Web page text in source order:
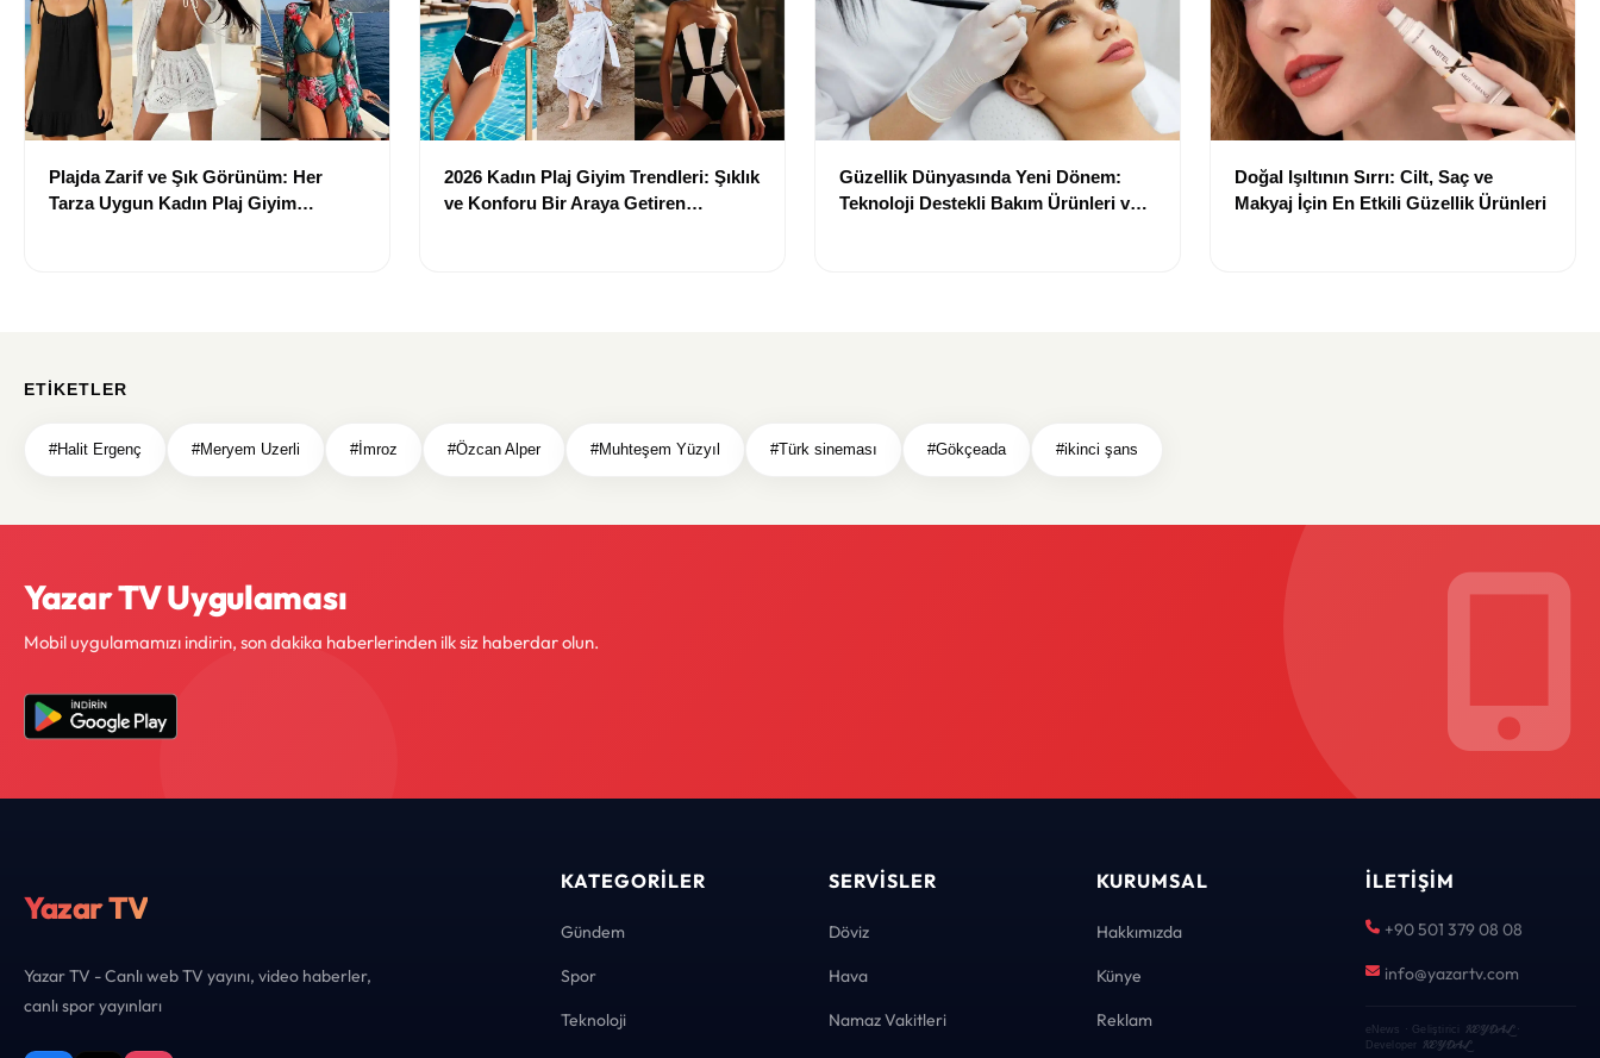
Plajda Zarif ve Şık Görünüm: Her
Tarza Uygun Kadın Plaj Giyim
2026 Kadın Plaj Giyim Trendleri: Şıklık
ve Konforu Bir Araya Getiren
Güzellik Dünyasında Yeni Dönem:
Teknoloji Destekli Bakım Ürünleri ve
Doğal Işıltının Sırrı: Cilt, Saç ve
Makyaj İçin En Etkili Güzellik Ürünleri
ETIKETLER
#Halit Ergenç #Meryem Uzerli #İmroz #Özcan Alper #Muhteşem Yüzyıl #Türk sineması #Gökçeada #ikinci şans
Yazar TV Uygulaması
Mobil uygulamamızı indirin, son dakika haberlerinden ilk siz haberdar olun.
Yazar TV
Yazar TV - Canlı web TV yayını, video haberler,
canlı spor yayınları
KATEGORILER
Gündem
Spor
Teknoloji
SERVISLER
Döviz
Hava
Namaz Vakitleri
KURUMSAL
Hakkımızda
Künye
Reklam
İLETIŞIM
+90 501 379 08 08
info@yazartv.com
eNews · Geliştirici KEYDAL·
Developer
KEYDAL